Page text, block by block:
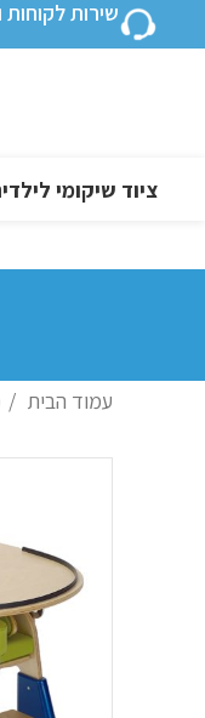
שירות לקוחות
ציוד שיקומי
עמוד הבית